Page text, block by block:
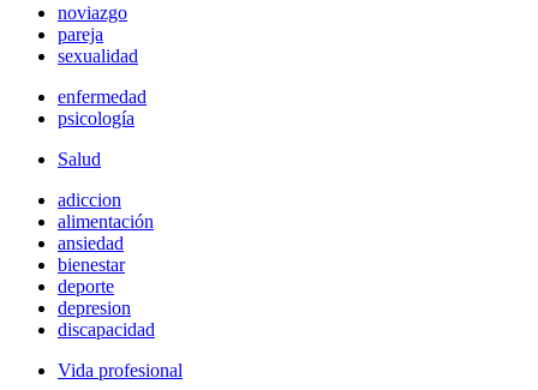
noviazgo
pareja
sexualidad
enfermedad
psicología
Salud
adiccion
alimentación
ansiedad
bienestar
deporte
depresion
discapacidad
Vida profesional